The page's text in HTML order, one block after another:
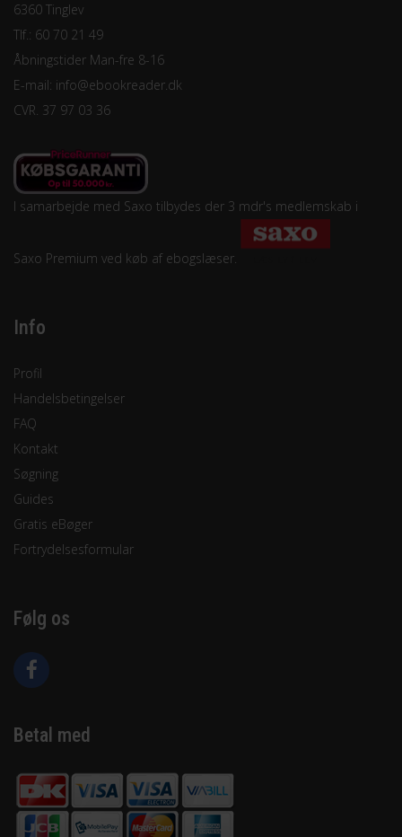
6360 Tinglev
Tlf.: 60 70 21 49
Åbningstider Man-fre 8-16
E-mail: info@ebookreader.dk
CVR. 37 97 03 36
I samarbejde med Saxo tilbydes der 3 mdr's medlemskab i
Saxo Premium ved køb af ebogslæser.
Info
Profil
Handelsbetingelser
FAQ
Kontakt
Søgning
Guides
Gratis eBøger
Fortrydelsesformular
Følg os
Betal med